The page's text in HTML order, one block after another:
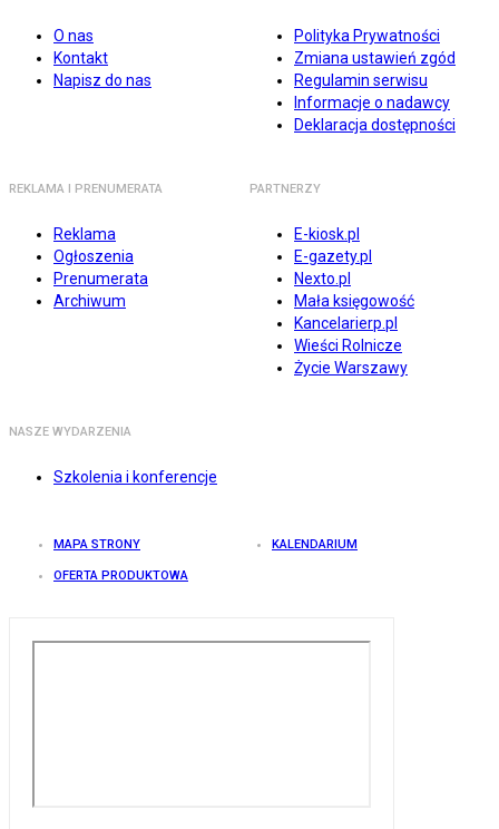
O nas
Kontakt
Napisz do nas
Polityka Prywatności
Zmiana ustawień zgód
Regulamin serwisu
Informacje o nadawcy
Deklaracja dostępności
REKLAMA I PRENUMERATA
Reklama
Ogłoszenia
Prenumerata
Archiwum
PARTNERZY
E-kiosk.pl
E-gazety.pl
Nexto.pl
Mała księgowość
Kancelarierp.pl
Wieści Rolnicze
Życie Warszawy
NASZE WYDARZENIA
Szkolenia i konferencje
MAPA STRONY KALENDARIUM
OFERTA PRODUKTOWA